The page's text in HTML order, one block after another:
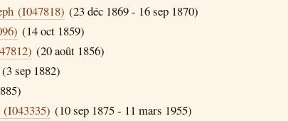
(I047818) (23 déc 1869 - 16 sep 1870)
(14 oct 1859)
(20 août 1856)
(3 sep 1882)
(10 sep 1875 - 11 mars 1955)